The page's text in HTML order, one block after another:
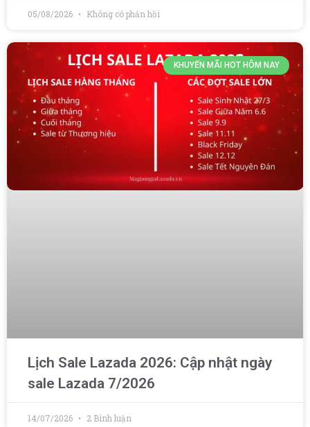
05/08/2026 Không có phản hồi
KHUYẾN MÃI HOT HÔM NAY
Lịch Sale Lazada 2026: Cập nhật ngày
sale Lazada 7/2026
14/07/2026 2 Bình luận